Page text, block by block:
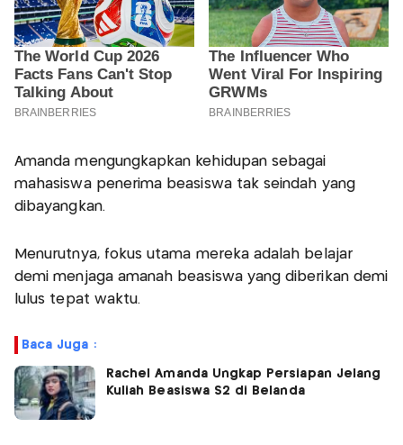
Amanda mengungkapkan kehidupan sebagai
mahasiswa penerima beasiswa tak seindah yang
dibayangkan.
Menurutnya, fokus utama mereka adalah belajar
demi menjaga amanah beasiswa yang diberikan demi
lulus tepat waktu.
Baca Juga :
Rachel Amanda Ungkap Persiapan Jelang
Kuliah Beasiswa S2 di Belanda